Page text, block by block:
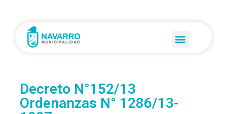
Decreto N°152/13
Ordenanzas N° 1286/13-